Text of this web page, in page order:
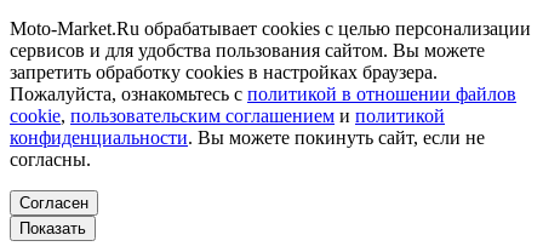
Moto-Market.Ru обрабатывает сookies с целью персонализации
сервисов и для удобства пользования сайтом. Вы можете
запретить обработку сookies в настройках браузера.
Пожалуйста, ознакомьтесь с политикой в отношении файлов
cookie, пользовательским соглашением и политикой
конфиденциальности. Вы можете покинуть сайт, если не
согласны.
Согласен
Показать